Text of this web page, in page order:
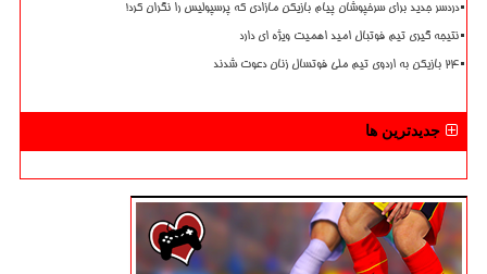
دردسر جدید برای سرخپوشان پیام بازیکن مازادی که پرسپولیس را نگران کرد!
نتیجه گیری تیم فوتبال امید اهمیت ویژه ای دارد
۲۴ بازیکن به اردوی تیم ملی فوتسال زنان دعوت شدند
جدیدترین ها